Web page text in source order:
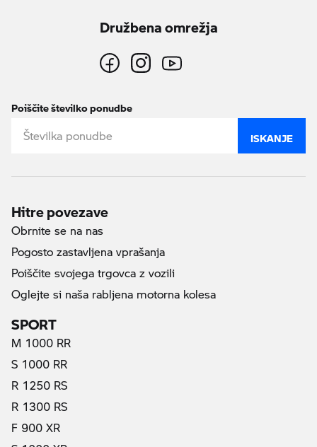
Družbena omrežja
Poiščite številko ponudbe
ISKANJE
Hitre povezave
Obrnite se na nas
Pogosto zastavljena vprašanja
Poiščite svojega trgovca z vozili
Oglejte si naša rabljena motorna kolesa
SPORT
M 1000 RR
S 1000 RR
R 1250 RS
R 1300 RS
F 900 XR